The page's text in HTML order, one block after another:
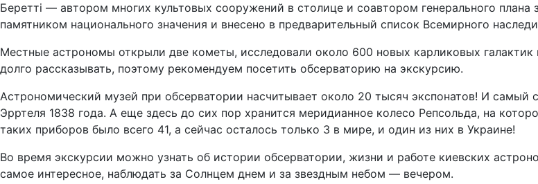
Беретті — автором многих культовых сооружений в столице и соавтором генерального
памятником национального значения и внесено в предварительный список Всемирного
Местные астрономы открыли две кометы, исследовали около 600 новых карликовых
долго рассказывать, поэтому рекомендуем посетить обсерваторию на экскурсию.
Астрономический музей при обсерватории насчитывает около 20 тысяч экспонатов! И
Эрртеля 1838 года. А еще здесь до сих пор хранится меридианное колесо Репсольда, на
таких приборов было всего 41, а сейчас осталось только 3 в мире, и один из них в Украине!
Во время экскурсии можно узнать об истории обсерватории, жизни и работе киевских
самое интересное, наблюдать за Солнцем днем и за звездным небом — вечером.